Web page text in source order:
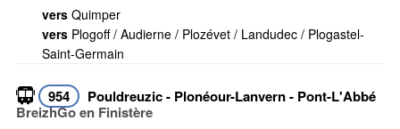
vers Quimper
vers Plogoff / Audierne / Plozévet / Landudec / Plogastel-
Saint-Germain
954
Pouldreuzic - Plonéour-Lanvern - Pont-L'Abbé
BreizhGo en Finistère